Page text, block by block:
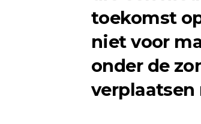
toekomst
niet voor
onder de
verplaatsen